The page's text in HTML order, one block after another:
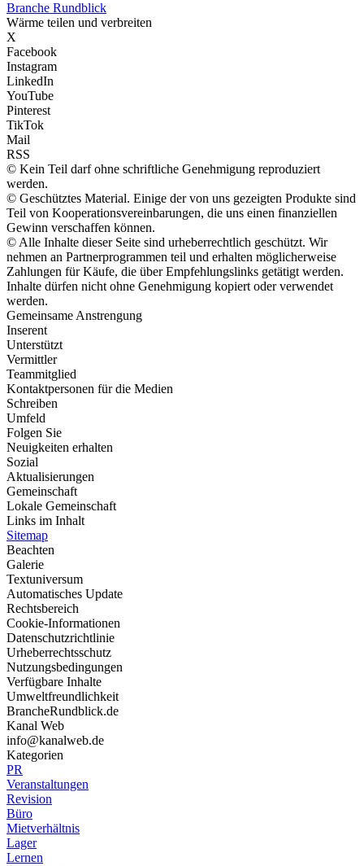
Branche Rundblick
Wärme teilen und verbreiten
X
Facebook
Instagram
LinkedIn
YouTube
Pinterest
TikTok
Mail
RSS
© Kein Teil darf ohne schriftliche Genehmigung reproduziert
werden.
© Geschütztes Material. Einige der von uns gezeigten Produkte sind
Teil von Kooperationsvereinbarungen, die uns einen finanziellen
Gewinn verschaffen können.
© Alle Inhalte dieser Seite sind urheberrechtlich geschützt. Wir
nehmen an Partnerprogrammen teil und erhalten möglicherweise
Zahlungen für Käufe, die über Empfehlungslinks getätigt werden.
Inhalte dürfen nicht ohne Genehmigung kopiert oder verwendet
werden.
Gemeinsame Anstrengung
Inserent
Unterstützt
Vermittler
Teammitglied
Kontaktpersonen für die Medien
Schreiben
Umfeld
Folgen Sie
Neuigkeiten erhalten
Sozial
Aktualisierungen
Gemeinschaft
Lokale Gemeinschaft
Links im Inhalt
Sitemap
Beachten
Galerie
Textuniversum
Automatisches Update
Rechtsbereich
Cookie-Informationen
Datenschutzrichtlinie
Urheberrechtsschutz
Nutzungsbedingungen
Verfügbare Inhalte
Umweltfreundlichkeit
BrancheRundblick.de
Kanal Web
info@kanalweb.de
Kategorien
PR
Veranstaltungen
Revision
Büro
Mietverhältnis
Lager
Lernen